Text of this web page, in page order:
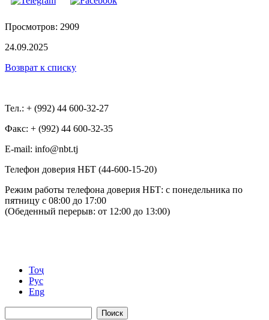
Просмотров: 2909
24.09.2025
Возврат к списку
Тел.: + (992) 44 600-32-27
Факс: + (992) 44 600-32-35
Е-mail: info@nbt.tj
Телефон доверия НБТ (44-600-15-20)
Режим работы телефона доверия НБТ: с понедельника по
пятницу с 08:00 до 17:00
(Обеденный перерыв: от 12:00 до 13:00)
Тоҷ
Рус
Eng
Поиск